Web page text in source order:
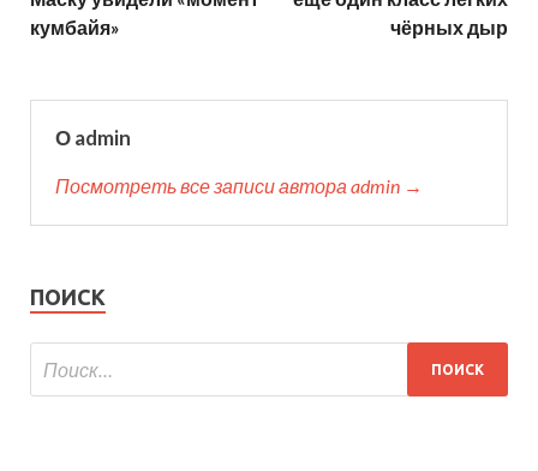
кумбайя»
чёрных дыр
О admin
Посмотреть все записи автора admin →
ПОИСК